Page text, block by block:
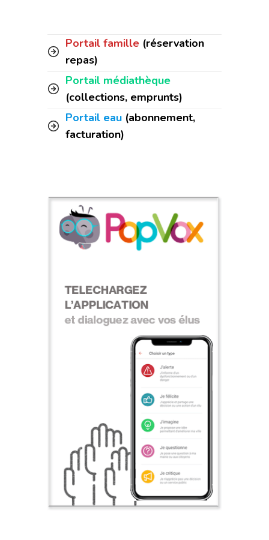
Portail famille (réservation
repas)
Portail médiathèque
(collections, emprunts)
Portail eau (abonnement,
facturation)